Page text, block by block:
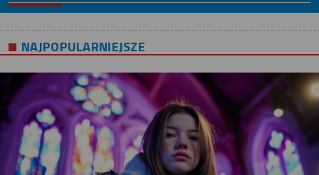
NAJPOPULARNIEJSZE